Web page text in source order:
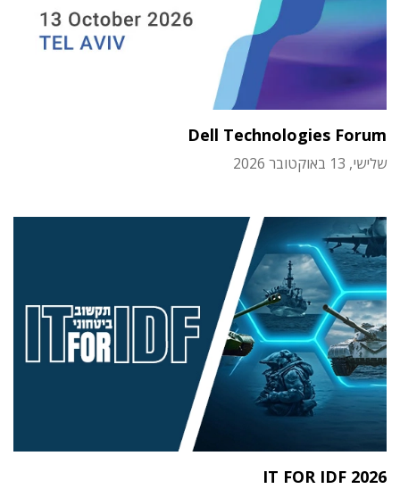
Dell Technologies Forum
שלישי, 13 באוקטובר 2026
IT FOR IDF 2026